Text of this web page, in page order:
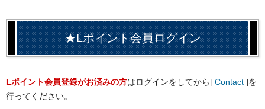
★Lポイント会員ログイン
Lポイント会員登録がお済みの方はログインをしてから[ Contact ]を
行ってください。